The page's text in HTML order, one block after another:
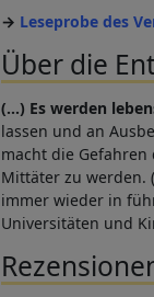
Leseprobe des
Über die
(...) Es werden
lassen und an
macht die
Mittäter zu werden.
immer wieder in
Universitäten und